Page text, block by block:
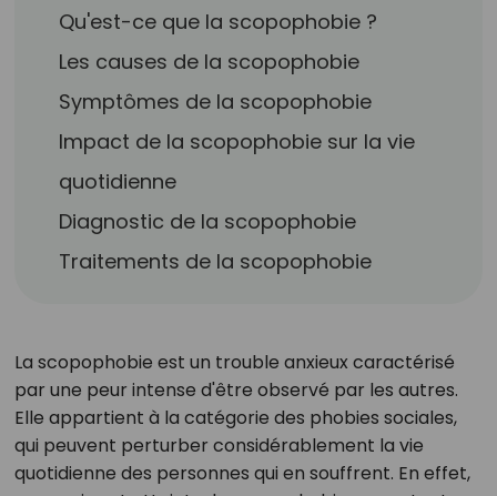
Qu'est-ce que la scopophobie ?
Les causes de la scopophobie
Symptômes de la scopophobie
Impact de la scopophobie sur la vie
quotidienne
Diagnostic de la scopophobie
Traitements de la scopophobie
La scopophobie est un trouble anxieux caractérisé
par une peur intense d'être observé par les autres.
Elle appartient à la catégorie des phobies sociales,
qui peuvent perturber considérablement la vie
quotidienne des personnes qui en souffrent. En effet,